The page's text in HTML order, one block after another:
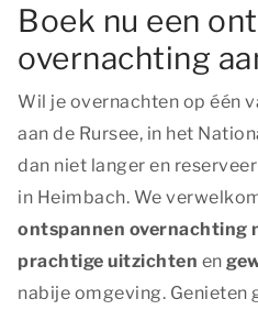
Boek nu een
overnachting
Wil je overnachten op één
aan de Rursee, in het
dan niet langer en
in Heimbach. We
ontspannen overnachting
prachtige uitzichten en
nabije omgeving. Genieten